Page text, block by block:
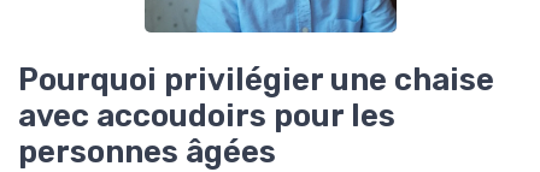
Pourquoi privilégier une chaise
avec accoudoirs pour les
personnes âgées